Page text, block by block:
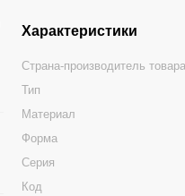
Характеристики
Страна-производитель товара
Тип
Материал
Форма
Серия
Код